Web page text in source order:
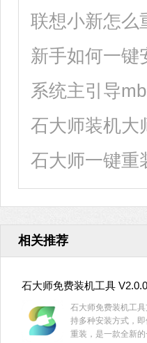
相关推荐
石大师免费装机工具
石大师免费装机工
持多种安装方式，
重装，是一款全新